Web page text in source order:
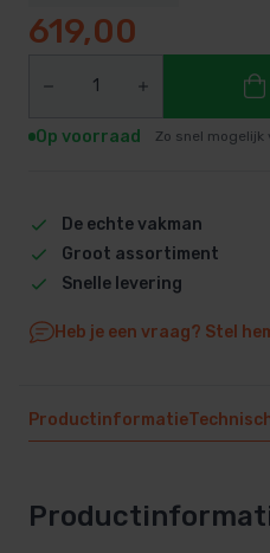
619,00
Op voorraad Zo snel mogelijk
De echte vakman
Groot assortiment
Snelle levering
Heb je een vraag? Stel
Productinformatie